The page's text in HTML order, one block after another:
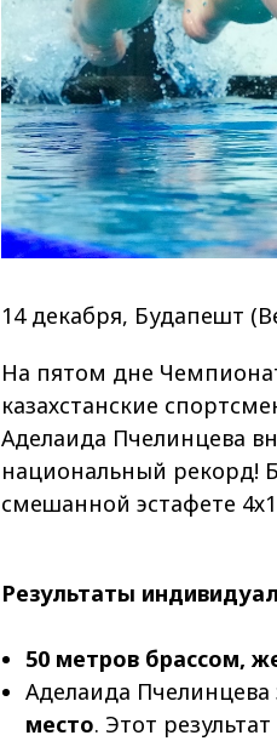
14 декабря, Будапешт
На пятом дне
казахстанские
Аделаида Пчелинцева
национальный рекорд!
смешанной эстафете
Результаты
50 метров брассом,
Аделаида
место. Этот